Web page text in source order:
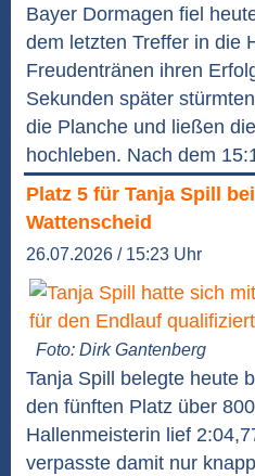
Bayer Dormagen fiel
dem letzten Treffer in die
Freudentränen ihren
Sekunden später
die Planche und ließen
hochleben. Nach dem
Platz 5 für Tanja Spill
Wattenscheid
26.07.2026 / 15:23 Uhr
Foto: Dirk Gantenberg
Tanja Spill belegte heute
den fünften Platz über
Hallenmeisterin lief
verpasste damit nur